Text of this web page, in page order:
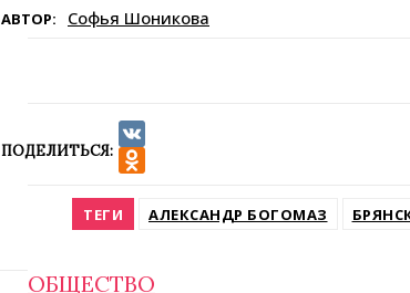
АВТОР: Софья Шоникова
ПОДЕЛИТЬСЯ:
VK
ТЕГИ АЛЕКСАНДР БОГОМАЗ
ОБЩЕСТВО